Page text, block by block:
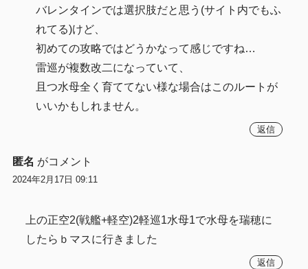
バレンタインでは選択肢だと思う(サイト内でもふ
れてる)けど、
初めての攻略ではどうかなって感じですね…
雷巡が複数改二になっていて、
且つ水母全く育ててない様な場合はこのルートが
いいかもしれません。
返信
匿名 がコメント
2024年2月17日 09:11
上の正空2(戦艦+軽空)2軽巡1水母1で水母を瑞穂に
したらｂマスに行きました
返信